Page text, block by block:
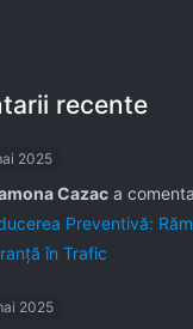
recente
2025
Cazac a
Preventivă:
în Trafic
2025